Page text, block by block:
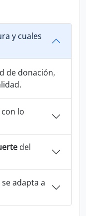
y cuales
de donación,
con lo
del
adapta a